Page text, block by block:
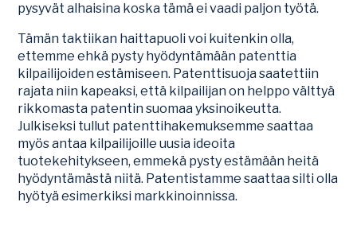
pysyvät alhaisina koska tämä ei vaadi paljon työtä.
Tämän taktiikan haittapuoli voi kuitenkin olla,
ettemme ehkä pysty hyödyntämään patenttia
kilpailijoiden estämiseen. Patenttisuoja saatettiin
rajata niin kapeaksi, että kilpailijan on helppo välttyä
rikkomasta patentin suomaa yksinoikeutta.
Julkiseksi tullut patenttihakemuksemme saattaa
myös antaa kilpailijoille uusia ideoita
tuotekehitykseen, emmekä pysty estämään heitä
hyödyntämästä niitä. Patentistamme saattaa silti olla
hyötyä esimerkiksi markkinoinnissa.